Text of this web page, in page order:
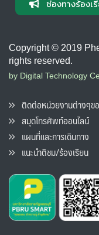
ช่องทางร้องเ
Copyright © 2019
rights reserved.
by Digital Technology
ติดต่อหน่วยงานต่างๆข
สมุดโทรศัพท์ออนไลน์
แผนที่และการเดินทาง
แนะนำติชม/ร้องเรียน